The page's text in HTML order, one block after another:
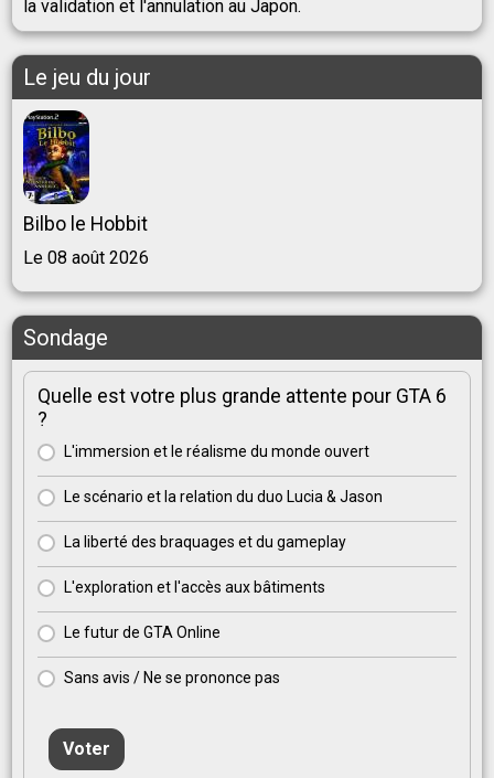
la validation et l'annulation au Japon.
Le jeu du jour
Bilbo le Hobbit
Le 08 août 2026
Sondage
Quelle est votre plus grande attente pour GTA 6
?
L'immersion et le réalisme du monde ouvert
Le scénario et la relation du duo Lucia & Jason
La liberté des braquages et du gameplay
L'exploration et l'accès aux bâtiments
Le futur de GTA Online
Sans avis / Ne se prononce pas
Voter